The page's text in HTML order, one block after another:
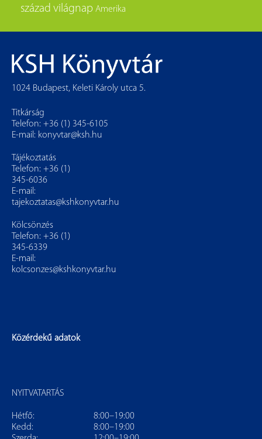
század világnap Amerika
1024 Budapest, Keleti Károly utca 5.
Titkárság
Telefon: +36 (1) 345-6105
E-mail: konyvtar@ksh.hu
Tájékoztatás
Telefon: +36 (1)
345-6036
E-mail:
tajekoztatas@kshkonyvtar.hu
Kölcsönzés
Telefon: +36 (1)
345-6339
E-mail:
kolcsonzes@kshkonyvtar.hu
Közérdekű adatok
NYITVATARTÁS
Hétfő:
8:00–19:00
Kedd:
8:00–19:00